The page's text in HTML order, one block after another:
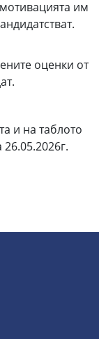
им
оценки от
и на таблото